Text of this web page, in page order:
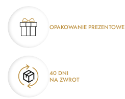
OPAKOWANIE PREZENTOWE
40 DNI
NA ZWROT